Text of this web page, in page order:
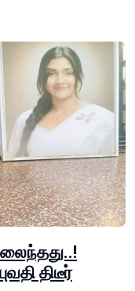
திடீர்